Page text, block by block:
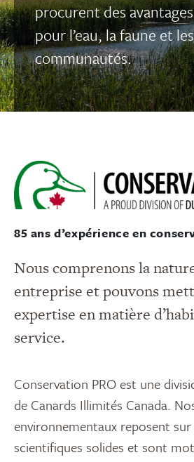
procurent des
pour l’eau, la faune et les
communautés.
85 ans d’expérience en
Nous comprenons la
entreprise et pouvons
expertise en matière
service.
Conservation PRO est une
de Canards Illimités Canada.
environnementaux reposent sur
scientifiques solides et sont